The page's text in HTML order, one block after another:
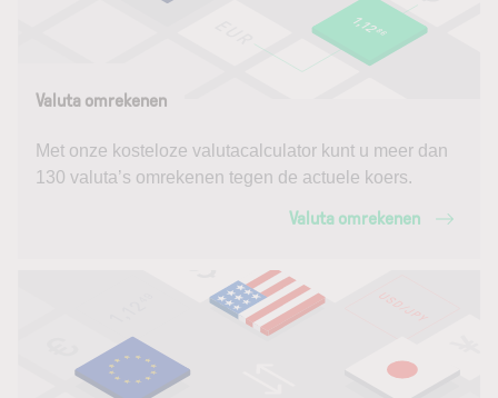
Valuta omrekenen
Met onze kosteloze valutacalculator kunt u meer dan
130 valuta’s omrekenen tegen de actuele koers.
Valuta omrekenen